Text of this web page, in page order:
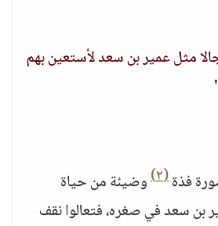
مثل عمير بن سعد لأستعين بهم
فذة(٢)
وضيئة من حياة
بن سعد في صغره، فتعالوا نقف